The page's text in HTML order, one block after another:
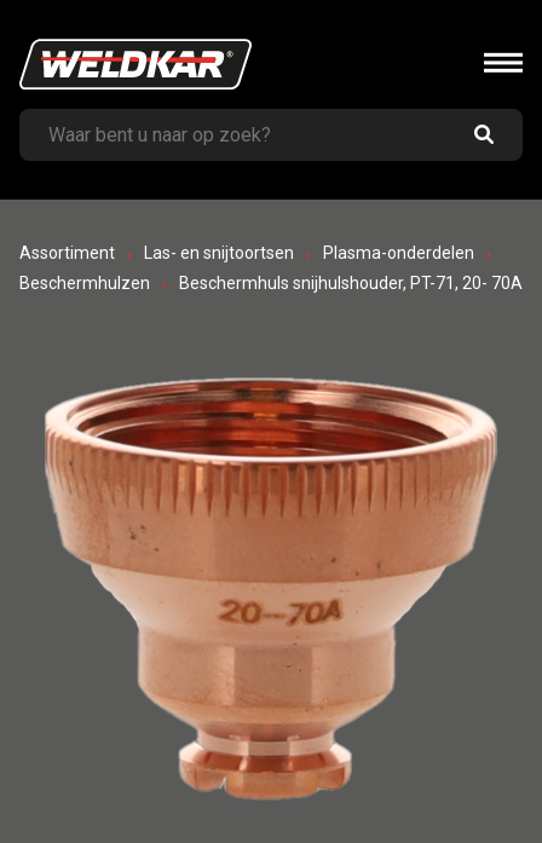
Assortiment Las- en snijtoortsen
Plasma-onderdelen
Beschermhulzen
Beschermhuls snijhulshouder, PT-71, 20- 70A